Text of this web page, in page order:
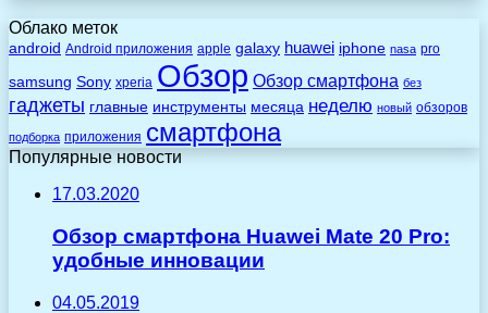
Облако меток
android Android приложения apple galaxy huawei iphone nasa pro
samsung Sony xperia Обзор Обзор смартфона без
гаджеты главные инструменты месяца неделю новый обзоров
подборка приложения смартфона
Популярные новости
17.03.2020
Обзор смартфона Huawei Mate 20 Pro:
удобные инновации
04.05.2019